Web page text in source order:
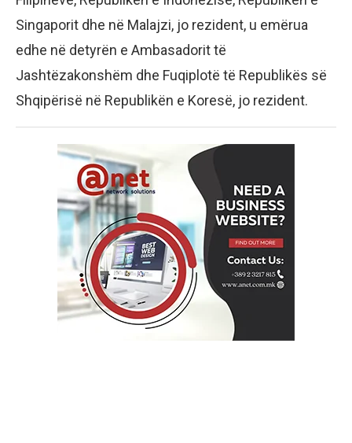
Singaporit dhe në Malajzi, jo rezident, u emërua
edhe në detyrën e Ambasadorit të
Jashtëzakonshëm dhe Fuqiplotë të Republikës së
Shqipërisë në Republikën e Koresë, jo rezident.